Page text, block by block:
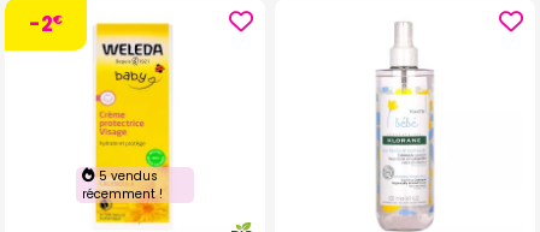
-2€
5 vendus
récemment !